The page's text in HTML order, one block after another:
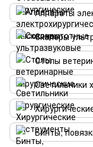
Аппараты
Скалеры
Столы
Светильники
Бинты,